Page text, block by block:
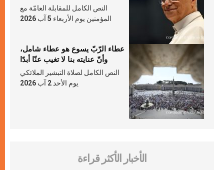
النص الكامل للمقابلة العامّة مع
المؤمنين يوم الأربعاء 5 آب 2026
عطاء الرّبّ يسوع هو عطاء شامل،
وأنّ عنايته بنا لا تغيب عنّا أبدًا
النص الكامل لصلاة التبشير الملائكي
يوم الأحد 2 آب 2026
الأخبار الأكثر قراءة